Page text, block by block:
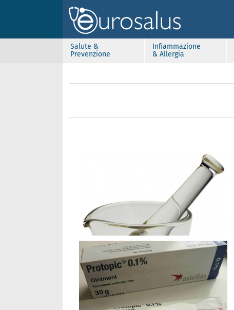
Salute &
Prevenzione
Infiammazione
& Allergia